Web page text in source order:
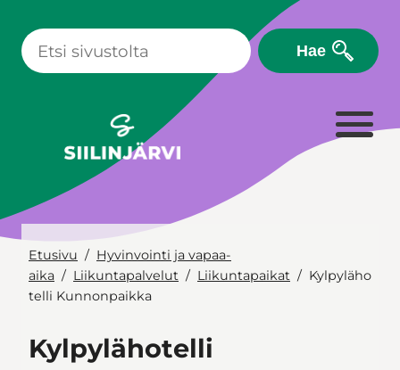
sisältöön
Hae
Etusivu
Hyvinvointi ja vapaa-
aika
Liikuntapalvelut Liikuntapaikat
Kylpyläho
telli Kunnonpaikka
Kylpylähotelli